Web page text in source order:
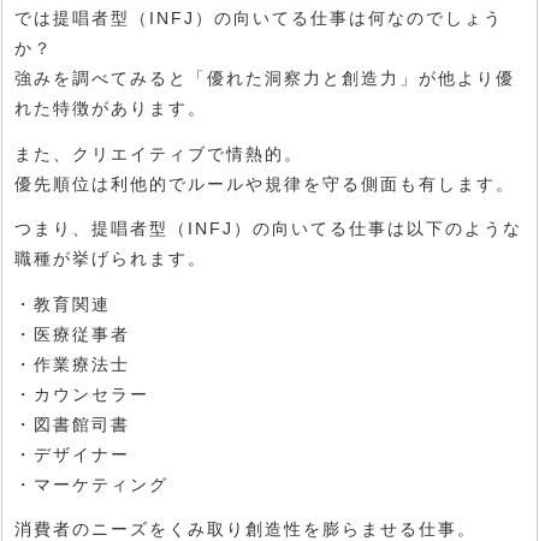
では提唱者型（INFJ）の向いてる仕事は何なのでしょう
か？
強みを調べてみると「優れた洞察力と創造力」が他より優
れた特徴があります。
また、クリエイティブで情熱的。
優先順位は利他的でルールや規律を守る側面も有します。
つまり、提唱者型（INFJ）の向いてる仕事は以下のような
職種が挙げられます。
・教育関連
・医療従事者
・作業療法士
・カウンセラー
・図書館司書
・デザイナー
・マーケティング
消費者のニーズをくみ取り創造性を膨らませる仕事。